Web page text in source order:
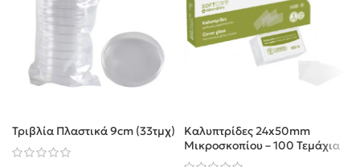
Τριβλία Πλαστικά 9cm (33τμχ)
Καλυπτρίδες 24x50mm
Μικροσκοπίου – 100 Τεμάχια